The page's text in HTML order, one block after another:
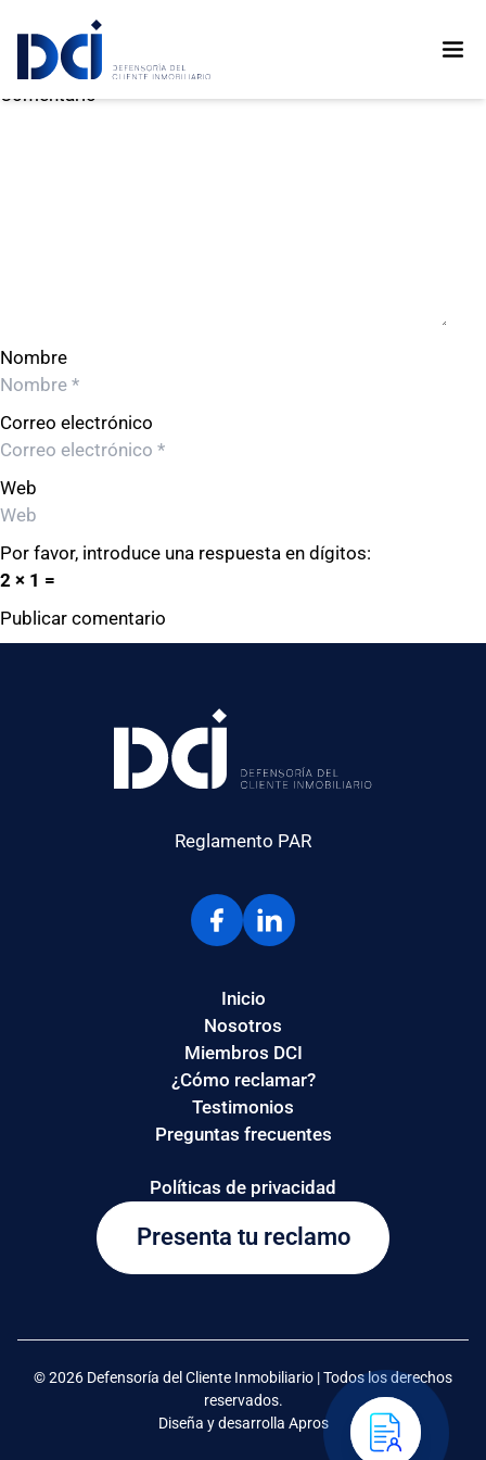
GDC PROYECTOS PERU A S.A.C.
Deja un comentario
Comentario
Nombre
Correo electrónico
Web
Por favor, introduce una respuesta en dígitos:
2 × 1 =
Reglamento PAR
Presenta tu reclamo
Inicio
Nosotros
Miembros DCI
¿Cómo reclamar?
Testimonios
Preguntas frecuentes
Políticas de privacidad
© 2026 Defensoría del Cliente Inmobiliario | Todos los derechos
reservados.
Diseña y desarrolla Apros